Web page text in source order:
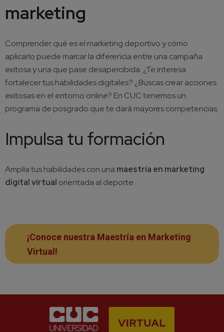
marketing
Comprender qué es el marketing deportivo y cómo
aplicarlo puede marcar la diferencia entre una campaña
exitosa y una que pase desapercibida. ¿Te interesa
fortalecer tus habilidades digitales? ¿Buscas crear acciones
exitosas en el entorno online? En CUC tenemos un
programa de posgrado que te dará mayores competencias.
Impulsa tu formación
Amplía tus habilidades con una maestría en marketing
digital virtual orientada al deporte.
¡Conoce nuestra Maestría en Marketing
Virtual!